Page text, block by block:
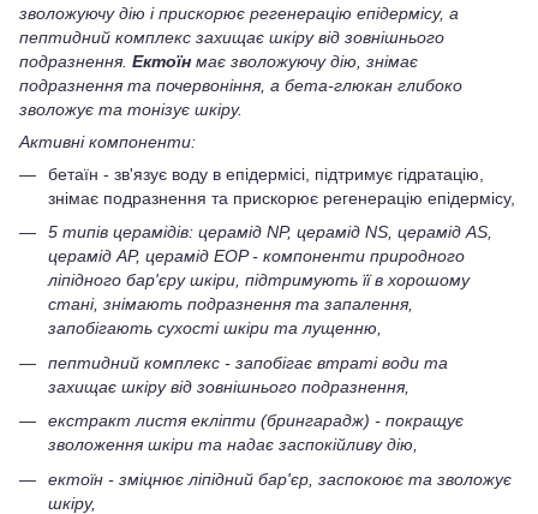
зволожуючу дію і прискорює регенерацію епідермісу, а
пептидний комплекс захищає шкіру від зовнішнього
подразнення. Ектоїн має зволожуючу дію, знімає
подразнення та почервоніння, а бета-глюкан глибоко
зволожує та тонізує шкіру.
Активні компоненти:
бетаїн - зв'язує воду в епідермісі, підтримує гідратацію,
знімає подразнення та прискорює регенерацію епідермісу,
5 типів церамідів: церамід NP, церамід NS, церамід AS,
церамід AP, церамід EOP - компоненти природного
ліпідного бар'єру шкіри, підтримують її в хорошому
стані, знімають подразнення та запалення,
запобігають сухості шкіри та лущенню,
пептидний комплекс - запобігає втраті води та
захищає шкіру від зовнішнього подразнення,
екстракт листя екліпти (брингарадж) - покращує
зволоження шкіри та надає заспокійливу дію,
ектоїн - зміцнює ліпідний бар'єр, заспокоює та зволожує
шкіру,